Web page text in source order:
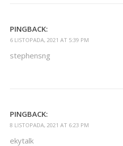
PINGBACK:
6 LISTOPADA, 2021 AT 5:39 PM
stephensng
PINGBACK:
8 LISTOPADA, 2021 AT 6:23 PM
ekytalk